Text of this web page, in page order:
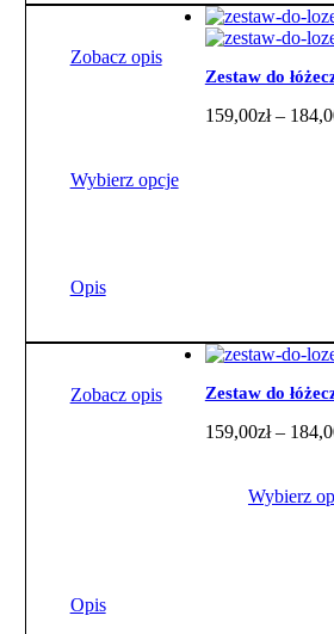
Opcje
wybraćZobacz opis
Zestaw do
159,00zł –
Wybierz opcje
Opcje
wybrać
Opis
Zobacz opis Zestaw do
159,00zł –
Wybierz
Opis